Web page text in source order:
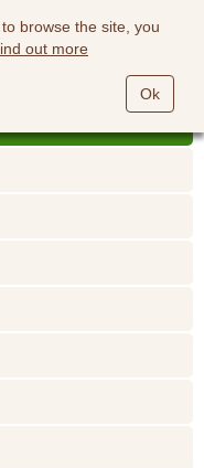
browse the site, you
out more
Ok